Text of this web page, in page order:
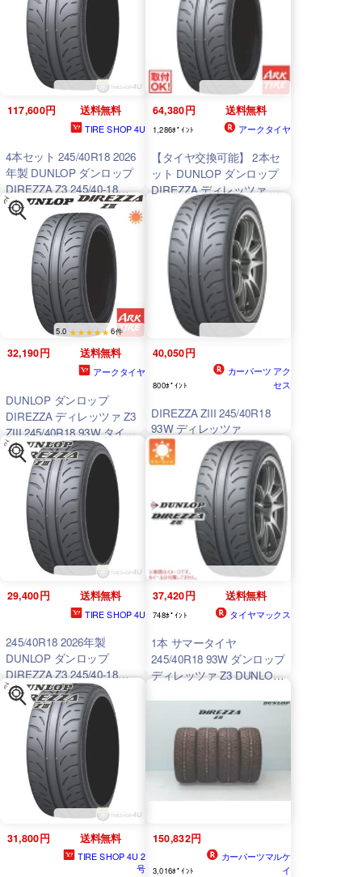
117,600円 送料無料
TIRE SHOP 4U
4本セット 245/40R18 2026
年製 DUNLOP ダンロップ
DIREZZA Z3 245/40-18
93W サマータイヤ 新品4本
価格
64,380円 送料無料
1,286ﾎﾟｲﾝﾄ アークタイヤ
【タイヤ交換可能】 2本セ
ット DUNLOP ダンロップ
DIREZZA ディレッツァ Z3
ZIII 245/40R18 93W 送料無
料 タイヤ単品2本価格
32,190円 送料無料
アークタイヤ
5.0 6件
DUNLOP ダンロップ
DIREZZA ディレッツァ Z3
ZIII 245/40R18 93W タイヤ
単品1本価格
40,050円
800ﾎﾟｲﾝﾄ
カーパーツ アク
セス
DIREZZA ZIII 245/40R18
93W ディレッツァ
29,400円 送料無料
TIRE SHOP 4U
245/40R18 2026年製
DUNLOP ダンロップ
DIREZZA Z3 245/40-18
93W サマータイヤ 新品1本
価格
37,420円 送料無料
748ﾎﾟｲﾝﾄ タイヤマックス
1本 サマータイヤ
245/40R18 93W ダンロップ
ディレッツァ Z3 DUNLOP
31,800円 送料無料
TIRE SHOP 4U 2
号
150,832円
3,016ﾎﾟｲﾝﾄ
カーパーツマルケ
イ